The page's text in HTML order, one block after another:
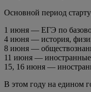
Основной период
1 июня — ЕГЭ по
4 июня — история,
8 июня —
11 июня — иностранные
15, 16 июня —
В этом году на едином